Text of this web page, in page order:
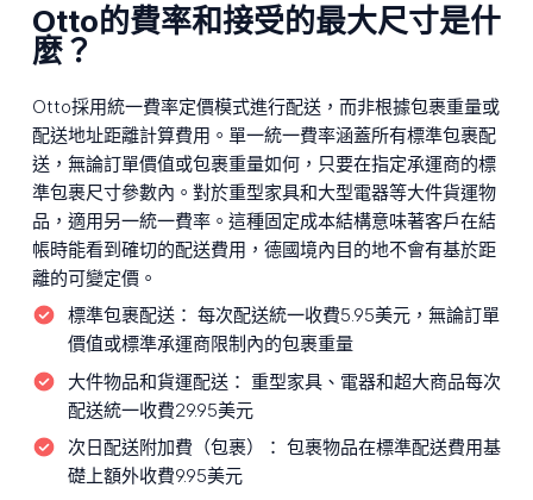
Otto的費率和接受的最大尺寸是什
麼？
Otto採用統一費率定價模式進行配送，而非根據包裹重量或
配送地址距離計算費用。單一統一費率涵蓋所有標準包裹配
送，無論訂單價值或包裹重量如何，只要在指定承運商的標
準包裹尺寸參數內。對於重型家具和大型電器等大件貨運物
品，適用另一統一費率。這種固定成本結構意味著客戶在結
帳時能看到確切的配送費用，德國境內目的地不會有基於距
離的可變定價。
標準包裹配送： 每次配送統一收費5.95美元，無論訂單
價值或標準承運商限制內的包裹重量
大件物品和貨運配送： 重型家具、電器和超大商品每次
配送統一收費29.95美元
次日配送附加費（包裹）： 包裹物品在標準配送費用基
礎上額外收費9.95美元